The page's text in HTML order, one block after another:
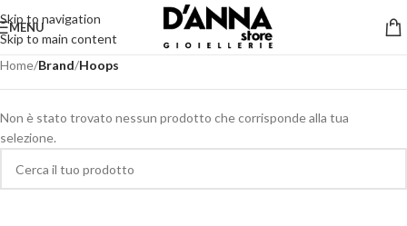
Skip to navigation
Skip to main content
MENU
Home/Brand/Hoops
Non è stato trovato nessun prodotto che corrisponde alla tua
selezione.